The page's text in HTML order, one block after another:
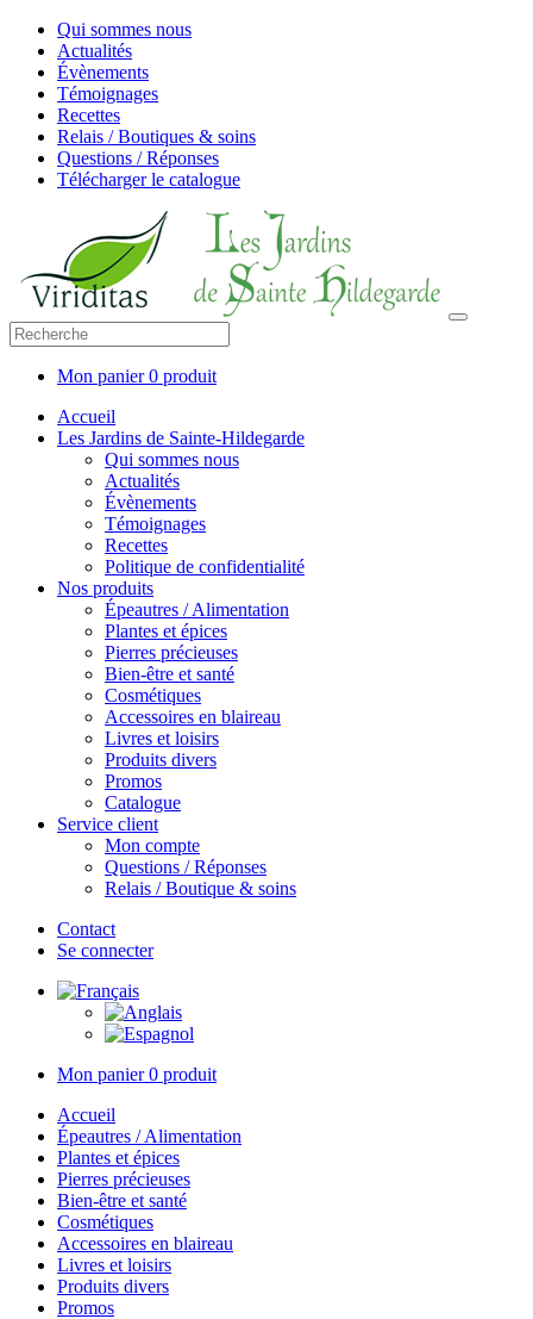
Qui sommes nous
Actualités
Évènements
Témoignages
Recettes
Relais / Boutiques & soins
Questions / Réponses
Télécharger le catalogue
Mon panier0 produit
Accueil
Les Jardins de Sainte-Hildegarde
Qui sommes nous
Actualités
Évènements
Témoignages
Recettes
Politique de confidentialité
Nos produits
Épeautres / Alimentation
Plantes et épices
Pierres précieuses
Bien-être et santé
Cosmétiques
Accessoires en blaireau
Livres et loisirs
Produits divers
Promos
Catalogue
Service client
Mon compte
Questions / Réponses
Relais / Boutique & soins
Contact
Se connecter
Mon panier0 produit
Accueil
Épeautres / Alimentation
Plantes et épices
Pierres précieuses
Bien-être et santé
Cosmétiques
Accessoires en blaireau
Livres et loisirs
Produits divers
Promos